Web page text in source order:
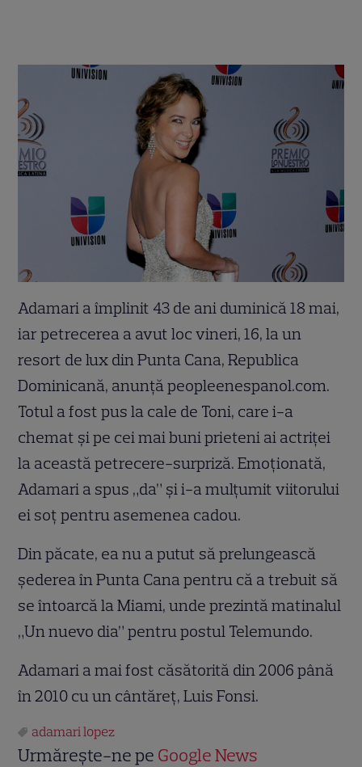
Adamari a împlinit 43 de ani duminică 18 mai,
iar petrecerea a avut loc vineri, 16, la un
resort de lux din Punta Cana, Republica
Dominicană, anunţă peopleenespanol.com.
Totul a fost pus la cale de Toni, care i-a
chemat şi pe cei mai buni prieteni ai actriţei
la această petrecere-surpriză. Emoţionată,
Adamari a spus „da” şi i-a mulţumit viitorului
ei soţ pentru asemenea cadou.
Din păcate, ea nu a putut să prelungească
şederea în Punta Cana pentru că a trebuit să
se întoarcă la Miami, unde prezintă matinalul
„Un nuevo dia” pentru postul Telemundo.
Adamari a mai fost căsătorită din 2006 până
în 2010 cu un cântăreţ, Luis Fonsi.
adamari lopez
Urmărește-ne pe Google News